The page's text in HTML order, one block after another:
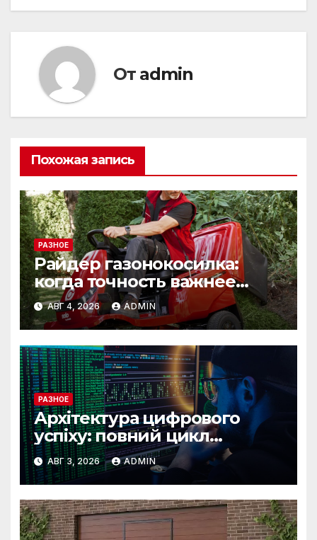
записям
От admin
Похожая запись
РАЗНОЕ
Райдер газонокосилка:
когда точность важнее
скорости
АВГ 4, 2026 ADMIN
РАЗНОЕ
Архітектура цифрового
успіху: повний цикл
розробки від IST Group
АВГ 3, 2026 ADMIN